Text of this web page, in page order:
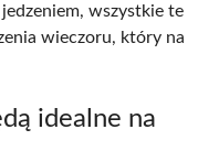
wszystkie te
wieczoru, który na
idealne na